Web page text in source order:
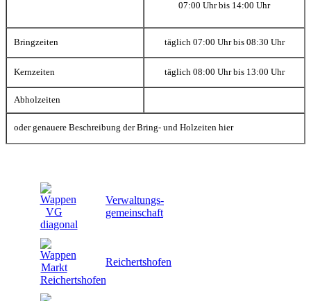
07:00 Uhr bis 14:00 Uhr
Bringzeiten täglich 07:00 Uhr bis 08:30 Uhr
Kernzeiten täglich 08:00 Uhr bis 13:00 Uhr
Abholzeiten
oder genauere Beschreibung der Bring- und Holzeiten hier
Verwaltungs-
gemeinschaft
Reichertshofen